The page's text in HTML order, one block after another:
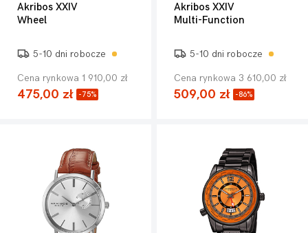
Akribos XXIV
Wheel
5-10 dni robocze
Cena rynkowa 1 910,00 zł
475,00 zł -75%
Akribos XXIV
Multi-Function
5-10 dni robocze
Cena rynkowa 3 610,00 zł
509,00 zł -86%